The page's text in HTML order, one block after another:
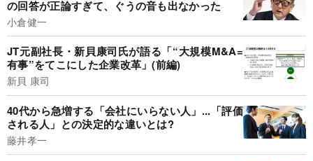
の回答が正論すぎて、ぐうの音も出なかった
小倉健一
JT元副社長・新貝康司氏が語る「“大規模M&A=
有事”をてこにした企業改革」(前編)
新貝 康司
40代から急増する「会社にいらない人」...「評価
される人」との決定的な違いとは?
藤井孝一